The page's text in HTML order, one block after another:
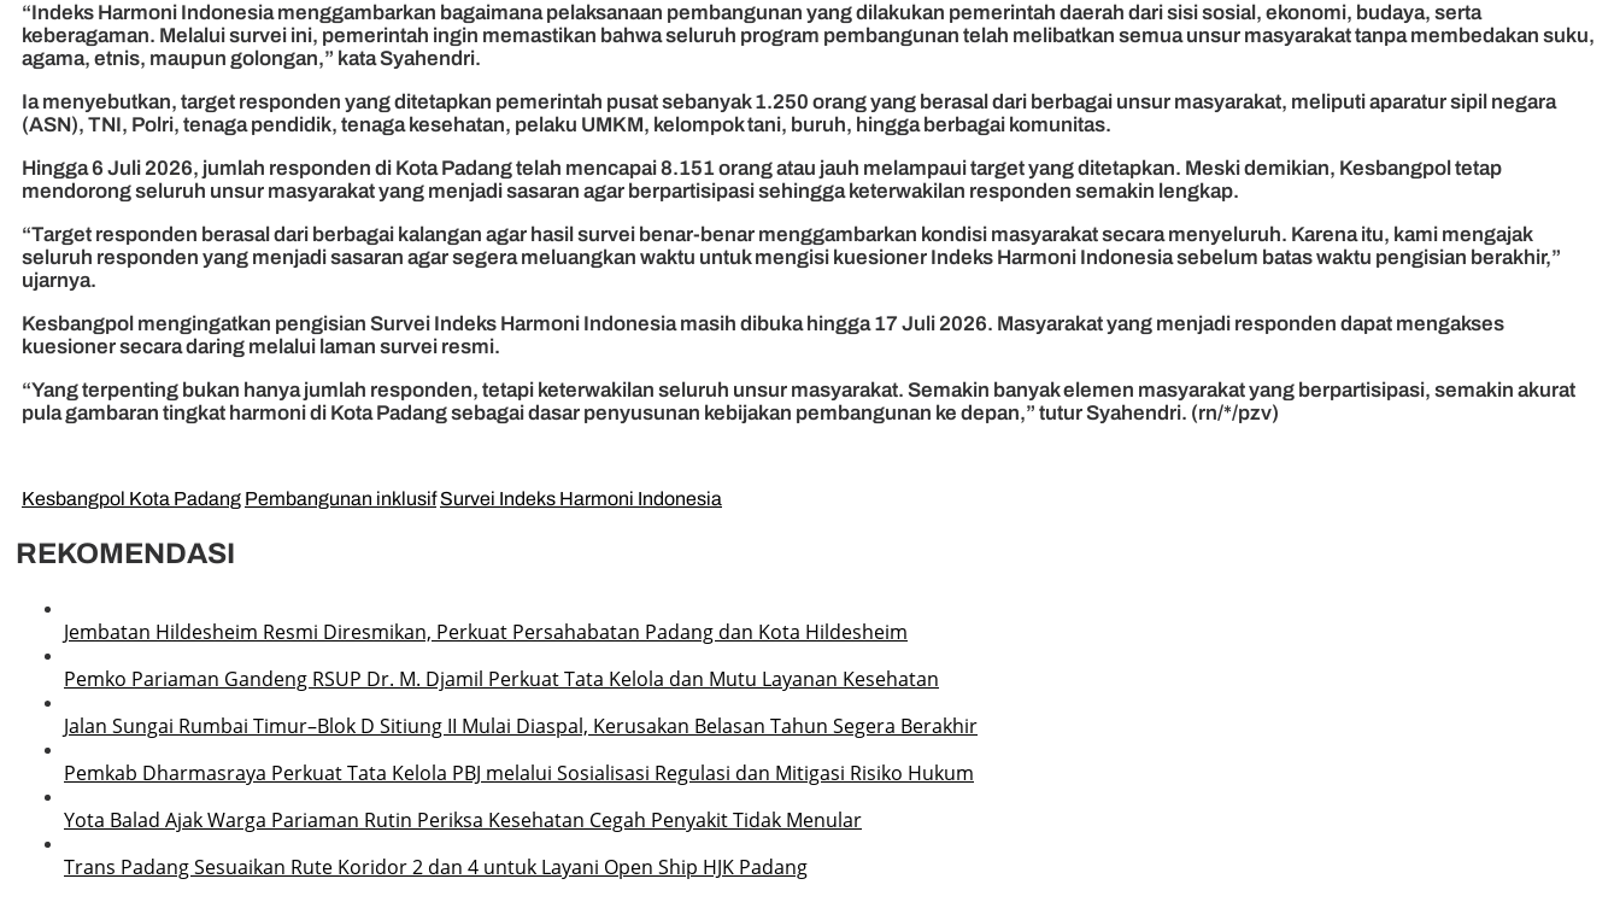
“Indeks Harmoni Indonesia menggambarkan bagaimana pelaksanaan pembangunan yang dilakukan pemerintah daerah dari sisi sosial, ekonomi, budaya, serta
keberagaman. Melalui survei ini, pemerintah ingin memastikan bahwa seluruh program pembangunan telah melibatkan semua unsur masyarakat tanpa membedakan suku,
agama, etnis, maupun golongan,” kata Syahendri.
Ia menyebutkan, target responden yang ditetapkan pemerintah pusat sebanyak 1.250 orang yang berasal dari berbagai unsur masyarakat, meliputi aparatur sipil negara
(ASN), TNI, Polri, tenaga pendidik, tenaga kesehatan, pelaku UMKM, kelompok tani, buruh, hingga berbagai komunitas.
Hingga 6 Juli 2026, jumlah responden di Kota Padang telah mencapai 8.151 orang atau jauh melampaui target yang ditetapkan. Meski demikian, Kesbangpol tetap
mendorong seluruh unsur masyarakat yang menjadi sasaran agar berpartisipasi sehingga keterwakilan responden semakin lengkap.
“Target responden berasal dari berbagai kalangan agar hasil survei benar-benar menggambarkan kondisi masyarakat secara menyeluruh. Karena itu, kami mengajak
seluruh responden yang menjadi sasaran agar segera meluangkan waktu untuk mengisi kuesioner Indeks Harmoni Indonesia sebelum batas waktu pengisian berakhir,”
ujarnya.
Kesbangpol mengingatkan pengisian Survei Indeks Harmoni Indonesia masih dibuka hingga 17 Juli 2026. Masyarakat yang menjadi responden dapat mengakses
kuesioner secara daring melalui laman survei resmi.
“Yang terpenting bukan hanya jumlah responden, tetapi keterwakilan seluruh unsur masyarakat. Semakin banyak elemen masyarakat yang berpartisipasi, semakin akurat
pula gambaran tingkat harmoni di Kota Padang sebagai dasar penyusunan kebijakan pembangunan ke depan,” tutur Syahendri. (rn/*/pzv)
Kesbangpol Kota Padang Pembangunan inklusif Survei Indeks Harmoni Indonesia
REKOMENDASI
Jembatan Hildesheim Resmi Diresmikan, Perkuat Persahabatan Padang dan Kota Hildesheim
Pemko Pariaman Gandeng RSUP Dr. M. Djamil Perkuat Tata Kelola dan Mutu Layanan Kesehatan
Jalan Sungai Rumbai Timur–Blok D Sitiung II Mulai Diaspal, Kerusakan Belasan Tahun Segera Berakhir
Pemkab Dharmasraya Perkuat Tata Kelola PBJ melalui Sosialisasi Regulasi dan Mitigasi Risiko Hukum
Yota Balad Ajak Warga Pariaman Rutin Periksa Kesehatan Cegah Penyakit Tidak Menular
Trans Padang Sesuaikan Rute Koridor 2 dan 4 untuk Layani Open Ship HJK Padang